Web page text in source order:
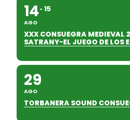
14
AGO
15
XXX CONSUEGRA MEDIEVAL
SATRANY-EL JUEGO DE LOS
29
AGO
TORBANERA SOUND